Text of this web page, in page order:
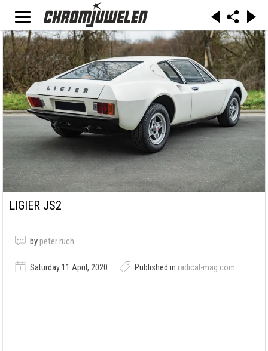
LIGIER JS2
by peter ruch
Saturday 11 April, 2020 Published in radical-mag.com